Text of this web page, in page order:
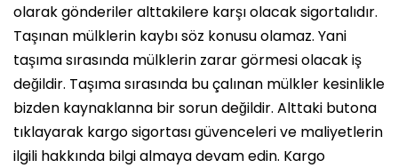
olarak gönderiler alttakilere karşı olacak sigortalıdır.
Taşınan mülklerin kaybı söz konusu olamaz. Yani
taşıma sırasında mülklerin zarar görmesi olacak iş
değildir. Taşıma sırasında bu çalınan mülkler kesinlikle
bizden kaynaklanna bir sorun değildir. Alttaki butona
tıklayarak kargo sigortası güvenceleri ve maliyetlerin
ilgili hakkında bilgi almaya devam edin. Kargo